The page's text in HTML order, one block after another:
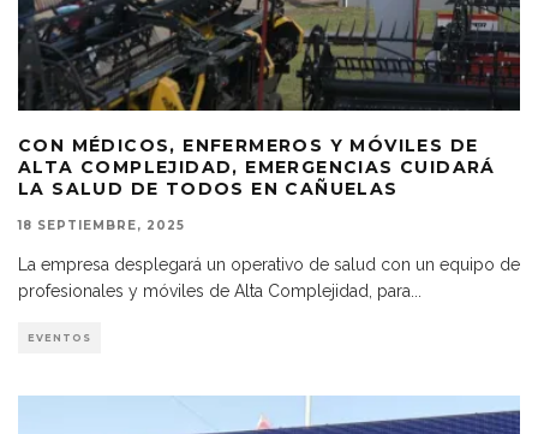
CON MÉDICOS, ENFERMEROS Y MÓVILES DE
ALTA COMPLEJIDAD, EMERGENCIAS CUIDARÁ
LA SALUD DE TODOS EN CAÑUELAS
18 SEPTIEMBRE, 2025
La empresa desplegará un operativo de salud con un equipo de
profesionales y móviles de Alta Complejidad, para
EVENTOS